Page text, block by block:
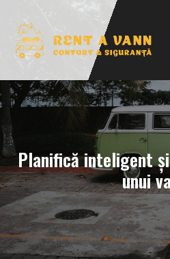
Planifică inteligent
unui